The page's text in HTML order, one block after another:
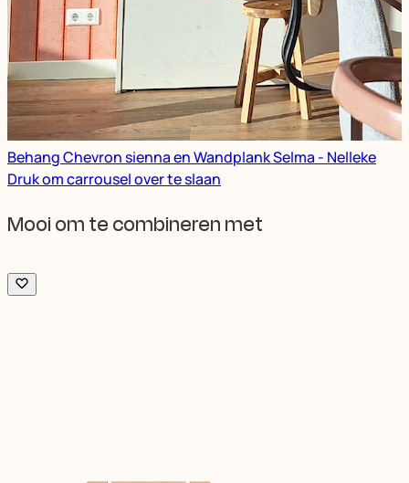
Behang Chevron sienna en Wandplank Selma - Nelleke
Druk om carrousel over te slaan
Mooi om te combineren met